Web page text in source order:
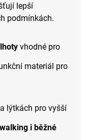
lepší
podmínkách.
vhodné pro
materiál pro
lýtkách pro vyšší
i běžné